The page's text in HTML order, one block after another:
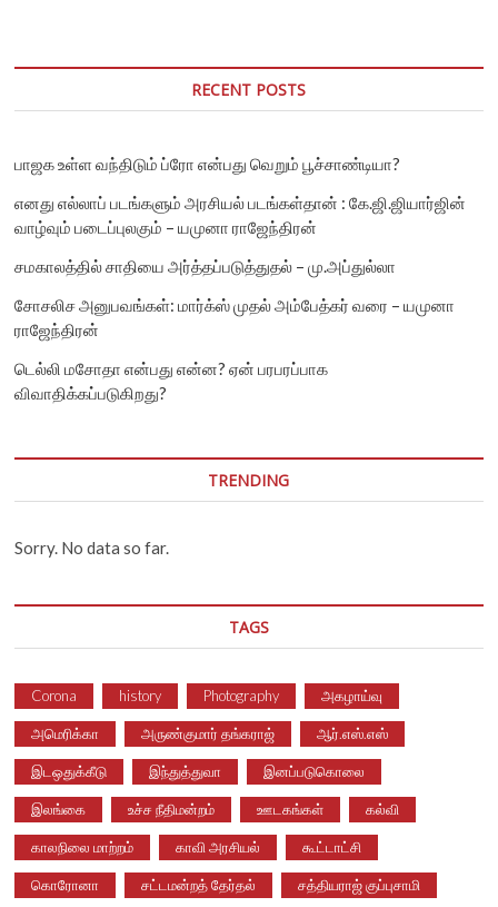
RECENT POSTS
பாஜக உள்ள வந்திடும் ப்ரோ என்பது வெறும் பூச்சாண்டியா?
எனது எல்லாப் படங்களும் அரசியல் படங்கள்தான் : கே.ஜி.ஜியார்ஜின்
வாழ்வும் படைப்புலகும் – யமுனா ராஜேந்திரன்
சமகாலத்தில் சாதியை அர்த்தப்படுத்துதல் – மு.அப்துல்லா
சோசலிச அனுபவங்கள்: மார்க்ஸ் முதல் அம்பேத்கர் வரை – யமுனா
ராஜேந்திரன்
டெல்லி மசோதா என்பது என்ன? ஏன் பரபரப்பாக
விவாதிக்கப்படுகிறது?
TRENDING
Sorry. No data so far.
TAGS
Corona history Photography அகழாய்வு
அமெரிக்கா அருண்குமார் தங்கராஜ் ஆர்.எஸ்.எஸ்
இடஒதுக்கீடு இந்துத்துவா இனப்படுகொலை
இலங்கை உச்ச நீதிமன்றம் ஊடகங்கள் கல்வி
காலநிலை மாற்றம் காவி அரசியல் கூட்டாட்சி
கொரோனா சட்டமன்றத் தேர்தல் சத்தியராஜ் குப்புசாமி